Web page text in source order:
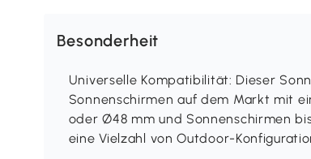
Besonderheit
Universelle Kompatibilität: Dieser
Sonnenschirmen auf dem Markt mit
oder Ø48 mm und Sonnenschirmen
eine Vielzahl von Outdoor-